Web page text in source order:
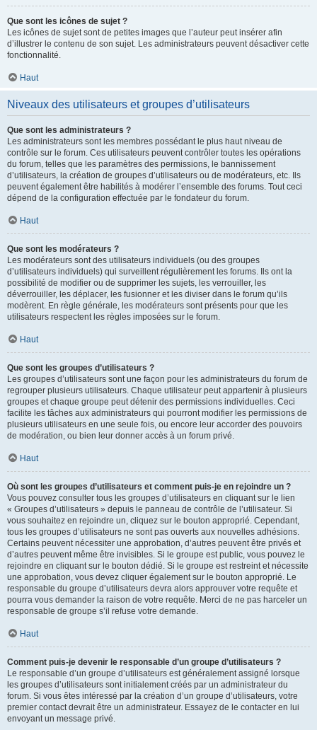
Que sont les icônes de sujet ?
Les icônes de sujet sont de petites images que l’auteur peut insérer afin
d’illustrer le contenu de son sujet. Les administrateurs peuvent désactiver cette
fonctionnalité.
Haut
Niveaux des utilisateurs et groupes d’utilisateurs
Que sont les administrateurs ?
Les administrateurs sont les membres possédant le plus haut niveau de
contrôle sur le forum. Ces utilisateurs peuvent contrôler toutes les opérations
du forum, telles que les paramètres des permissions, le bannissement
d’utilisateurs, la création de groupes d’utilisateurs ou de modérateurs, etc. Ils
peuvent également être habilités à modérer l’ensemble des forums. Tout ceci
dépend de la configuration effectuée par le fondateur du forum.
Haut
Que sont les modérateurs ?
Les modérateurs sont des utilisateurs individuels (ou des groupes
d’utilisateurs individuels) qui surveillent régulièrement les forums. Ils ont la
possibilité de modifier ou de supprimer les sujets, les verrouiller, les
déverrouiller, les déplacer, les fusionner et les diviser dans le forum qu’ils
modèrent. En règle générale, les modérateurs sont présents pour que les
utilisateurs respectent les règles imposées sur le forum.
Haut
Que sont les groupes d’utilisateurs ?
Les groupes d’utilisateurs sont une façon pour les administrateurs du forum de
regrouper plusieurs utilisateurs. Chaque utilisateur peut appartenir à plusieurs
groupes et chaque groupe peut détenir des permissions individuelles. Ceci
facilite les tâches aux administrateurs qui pourront modifier les permissions de
plusieurs utilisateurs en une seule fois, ou encore leur accorder des pouvoirs
de modération, ou bien leur donner accès à un forum privé.
Haut
Où sont les groupes d’utilisateurs et comment puis-je en rejoindre un ?
Vous pouvez consulter tous les groupes d’utilisateurs en cliquant sur le lien
« Groupes d’utilisateurs » depuis le panneau de contrôle de l’utilisateur. Si
vous souhaitez en rejoindre un, cliquez sur le bouton approprié. Cependant,
tous les groupes d’utilisateurs ne sont pas ouverts aux nouvelles adhésions.
Certains peuvent nécessiter une approbation, d’autres peuvent être privés et
d’autres peuvent même être invisibles. Si le groupe est public, vous pouvez le
rejoindre en cliquant sur le bouton dédié. Si le groupe est restreint et nécessite
une approbation, vous devez cliquer également sur le bouton approprié. Le
responsable du groupe d’utilisateurs devra alors approuver votre requête et
pourra vous demander la raison de votre requête. Merci de ne pas harceler un
responsable de groupe s’il refuse votre demande.
Haut
Comment puis-je devenir le responsable d’un groupe d’utilisateurs ?
Le responsable d’un groupe d’utilisateurs est généralement assigné lorsque
les groupes d’utilisateurs sont initialement créés par un administrateur du
forum. Si vous êtes intéressé par la création d’un groupe d’utilisateurs, votre
premier contact devrait être un administrateur. Essayez de le contacter en lui
envoyant un message privé.